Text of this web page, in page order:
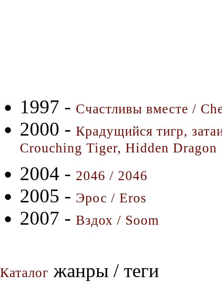
1997 - Счастливы вместе /
2000 - Крадущийся тигр,
Crouching Tiger, Hidden Dragon
2004 - 2046 / 2046
2005 - Эрос / Eros
2007 - Вздох / Soom
Каталог жанры / теги